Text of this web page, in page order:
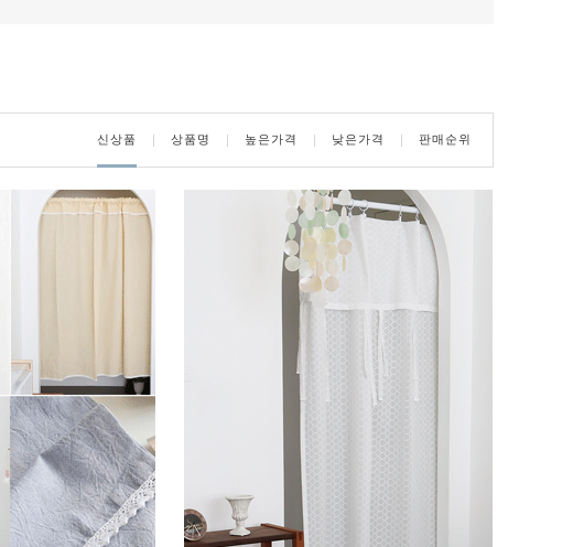
신상품 상품명 높은가격 낮은가격 판매순위